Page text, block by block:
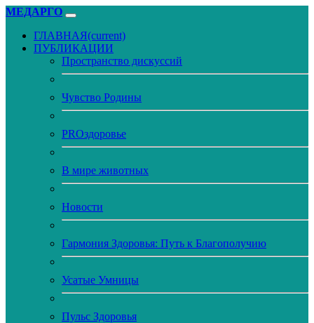
МЕДАРГО
ГЛАВНАЯ(current)
ПУБЛИКАЦИИ
Пространство дискуссий
Чувство Родины
PROздоровье
В мире животных
Новости
Гармония Здоровья: Путь к Благополучию
Усатые Умницы
Пульс Здоровья